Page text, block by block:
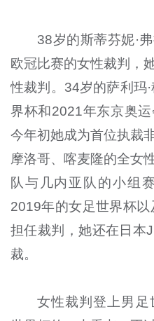
38岁的斯蒂芬妮·
欧冠比赛的女性裁判，
性裁判。34岁的萨利玛
界杯和2021年东京奥
今年初她成为首位执裁
摩洛哥、喀麦隆的全女
队与几内亚队的小组
2019年的女足世界杯
担任裁判，她还在日本
裁。
女性裁判登上男